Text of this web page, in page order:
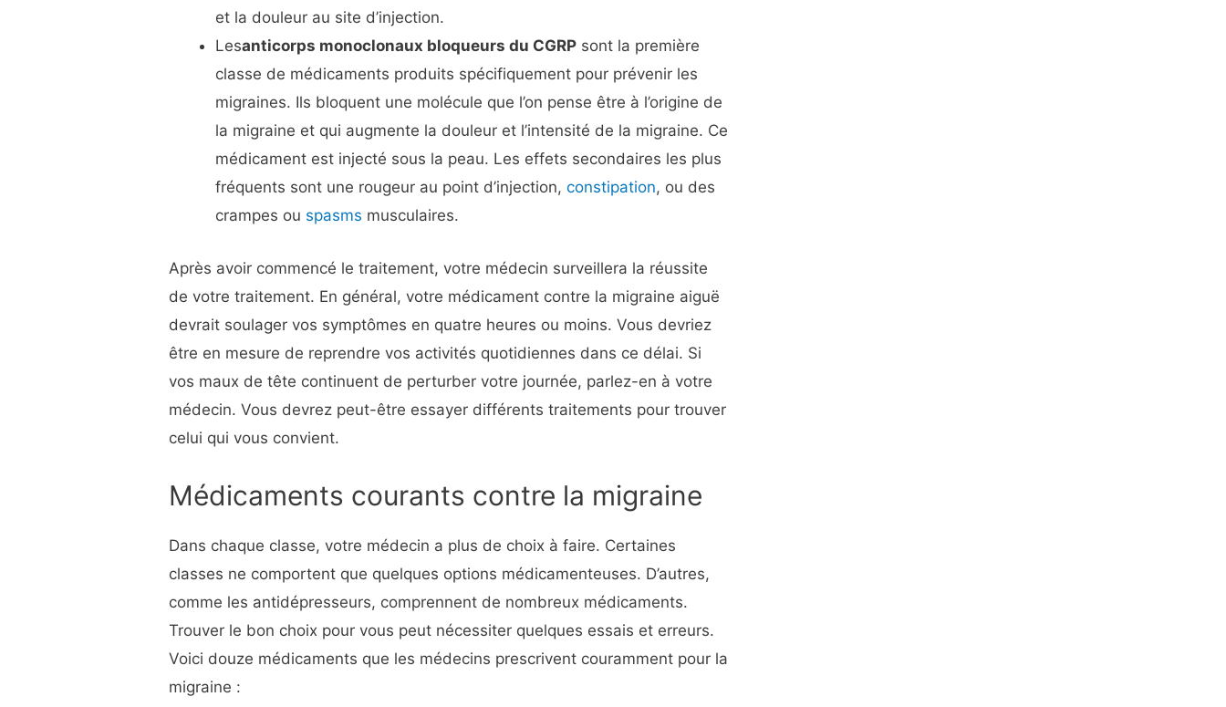
et la douleur au site d’injection.
Lesanticorps monoclonaux bloqueurs du CGRP sont la première
classe de médicaments produits spécifiquement pour prévenir les
migraines. Ils bloquent une molécule que l’on pense être à l’origine de
la migraine et qui augmente la douleur et l’intensité de la migraine. Ce
médicament est injecté sous la peau. Les effets secondaires les plus
fréquents sont une rougeur au point d’injection,constipation, ou des
crampes ou spasms musculaires.
Après avoir commencé le traitement, votre médecin surveillera la réussite
de votre traitement. En général, votre médicament contre la migraine aiguë
devrait soulager vos symptômes en quatre heures ou moins. Vous devriez
être en mesure de reprendre vos activités quotidiennes dans ce délai. Si
vos maux de tête continuent de perturber votre journée, parlez-en à votre
médecin. Vous devrez peut-être essayer différents traitements pour trouver
celui qui vous convient.
Médicaments courants contre la migraine
Dans chaque classe, votre médecin a plus de choix à faire. Certaines
classes ne comportent que quelques options médicamenteuses. D’autres,
comme les antidépresseurs, comprennent de nombreux médicaments.
Trouver le bon choix pour vous peut nécessiter quelques essais et erreurs.
Voici douze médicaments que les médecins prescrivent couramment pour la
migraine :